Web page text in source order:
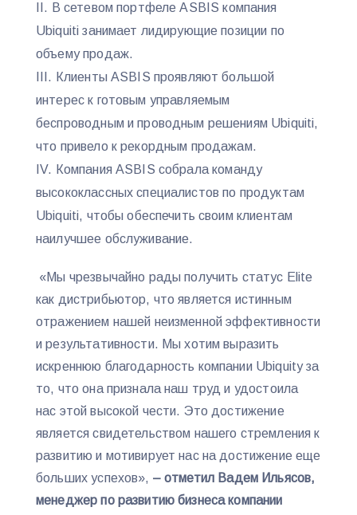
В сетевом портфеле ASBIS компания
Ubiquiti занимает лидирующие позиции по
объему продаж.
Клиенты ASBIS проявляют большой
интерес к готовым управляемым
беспроводным и проводным решениям Ubiquiti,
что привело к рекордным продажам.
Компания ASBIS собрала команду
высококлассных специалистов по продуктам
Ubiquiti, чтобы обеспечить своим клиентам
наилучшее обслуживание.
«Мы чрезвычайно рады получить статус Elite
как дистрибьютор, что является истинным
отражением нашей неизменной эффективности
и результативности. Мы хотим выразить
искреннюю благодарность компании Ubiquity за
то, что она признала наш труд и удостоила
нас этой высокой чести. Это достижение
является свидетельством нашего стремления к
развитию и мотивирует нас на достижение еще
больших успехов», – отметил Вадем Ильясов,
менеджер по развитию бизнеса компании